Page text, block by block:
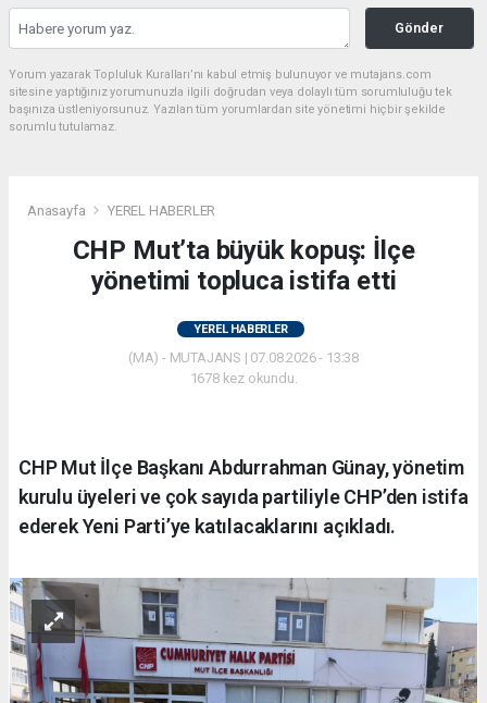
Gönder
Yorum yazarak Topluluk Kuralları’nı kabul etmiş bulunuyor ve mutajans.com
sitesine yaptığınız yorumunuzla ilgili doğrudan veya dolaylı tüm sorumluluğu tek
başınıza üstleniyorsunuz. Yazılan tüm yorumlardan site yönetimi hiçbir şekilde
sorumlu tutulamaz.
Anasayfa YEREL HABERLER
CHP Mut’ta büyük kopuş: İlçe
yönetimi topluca istifa etti
YEREL HABERLER
(MA) - MUTAJANS | 07.08.2026 - 13:38
1678 kez okundu.
CHP Mut İlçe Başkanı Abdurrahman Günay, yönetim
kurulu üyeleri ve çok sayıda partiliyle CHP’den istifa
ederek Yeni Parti’ye katılacaklarını açıkladı.